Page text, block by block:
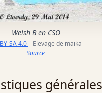
Welsh B en CSO
SA 4.0– Elevage de maika
Source
générales